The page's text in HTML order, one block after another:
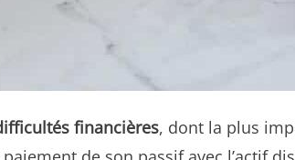
financières, dont la plus